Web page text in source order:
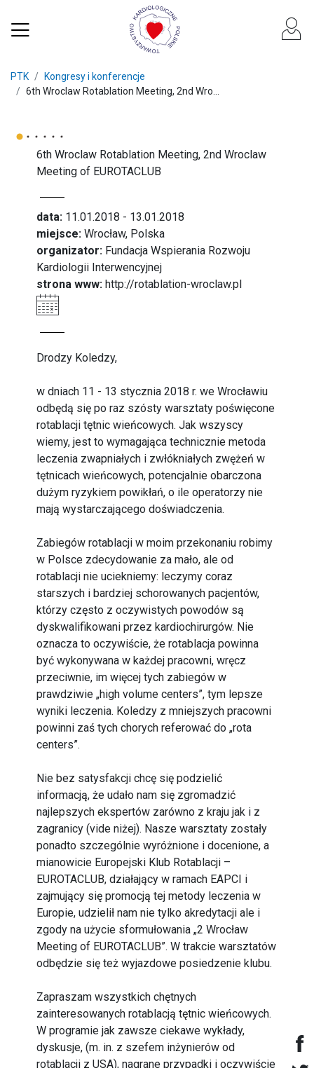
PTK
Kongresy i konferencje
6th Wroclaw Rotablation Meeting, 2nd Wro...
6th Wroclaw Rotablation Meeting, 2nd Wroclaw
Meeting of EUROTACLUB
data: 11.01.2018 - 13.01.2018
miejsce: Wrocław, Polska
organizator: Fundacja Wspierania Rozwoju
Kardiologii Interwencyjnej
strona www: http://rotablation-wroclaw.pl
Drodzy Koledzy,
w dniach 11 - 13 stycznia 2018 r. we Wrocławiu
odbędą się po raz szósty warsztaty poświęcone
rotablacji tętnic wieńcowych. Jak wszyscy
wiemy, jest to wymagająca technicznie metoda
leczenia zwapniałych i zwłókniałych zwężeń w
tętnicach wieńcowych, potencjalnie obarczona
dużym ryzykiem powikłań, o ile operatorzy nie
mają wystarczającego doświadczenia.
Zabiegów rotablacji w moim przekonaniu robimy
w Polsce zdecydowanie za mało, ale od
rotablacji nie uciekniemy: leczymy coraz
starszych i bardziej schorowanych pacjentów,
którzy często z oczywistych powodów są
dyskwalifikowani przez kardiochirurgów. Nie
oznacza to oczywiście, że rotablacja powinna
być wykonywana w każdej pracowni, wręcz
przeciwnie, im więcej tych zabiegów w
prawdziwie „high volume centers”, tym lepsze
wyniki leczenia. Koledzy z mniejszych pracowni
powinni zaś tych chorych referować do „rota
centers”.
Nie bez satysfakcji chcę się podzielić
informacją, że udało nam się zgromadzić
najlepszych ekspertów zarówno z kraju jak i z
zagranicy (vide niżej). Nasze warsztaty zostały
ponadto szczególnie wyróżnione i docenione, a
mianowicie Europejski Klub Rotablacji –
EUROTACLUB, działający w ramach EAPCI i
zajmujący się promocją tej metody leczenia w
Europie, udzielił nam nie tylko akredytacji ale i
zgody na użycie sformułowania „2 Wrocław
Meeting of EUROTACLUB”. W trakcie warsztatów
odbędzie się też wyjazdowe posiedzenie klubu.
Zapraszam wszystkich chętnych
zainteresowanych rotablacją tętnic wieńcowych.
W programie jak zawsze ciekawe wykłady,
dyskusje, (m. in. z szefem inżynierów od
rotablacji z USA), nagrane przypadki i oczywiście